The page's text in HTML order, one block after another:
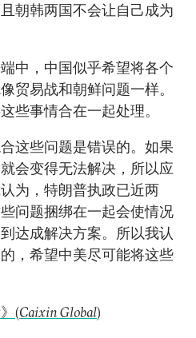
朝韩两国不会让自己成为
中，中国似乎希望将各个
贸易战和朝鲜问题一样。
些事情合在一起处理。
这些问题是错误的。如果
会变得无法解决，所以应
为，特朗普执政已近两
问题捆绑在一起会使情况
达成解决方案。所以我认
，希望中美尽可能将这些
(Caixin Global)